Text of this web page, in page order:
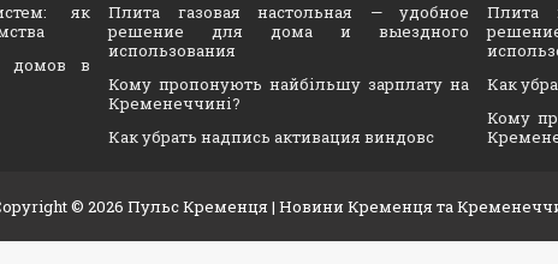
як
домов в
Плита газовая настольная — удобное
решение для дома и выездного
использования
Кому пропонують найбільшу зарплату на
Кременеччині?
Как убрать надпись активация виндовс
Плита
Как
Кому
© 2026 Пульс Кременця | Новини Кременця та